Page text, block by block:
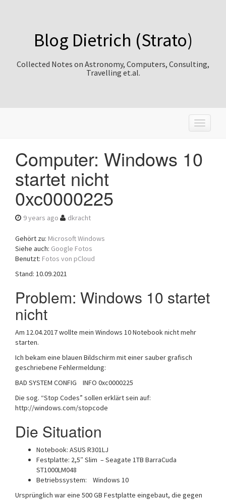
Blog Dietrich (Strato)
Collected Notes on Astronomy, Computers, Consulting,
Travelling et.al.
T
o
g
l
Computer: Windows 10
startet nicht
0xc0000225
9 years ago dkracht
Gehört zu: Microsoft Windows
Siehe auch: Google Fotos
Benutzt: Fotos von pCloud
Stand: 10.09.2021
Problem: Windows 10 startet
nicht
Am 12.04.2017 wollte mein Windows 10 Notebook nicht mehr
starten.
Ich bekam eine blauen Bildschirm mit einer sauber grafisch
geschriebene Fehlermeldung:
BAD SYSTEM CONFIG INFO 0xc0000225
Die sog. “Stop Codes” sollen erklärt sein auf:
http://windows.com/stopcode
Die Situation
Notebook: ASUS R301LJ
Festplatte: 2,5″ Slim – Seagate 1TB BarraCuda
ST1000LM048
Betriebssystem: Windows 10
Ursprünglich war eine 500 GB Festplatte eingebaut, die gegen